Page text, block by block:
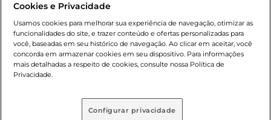
promocionais poderá ter sua quantidade limitada por
cliente. Os preços, ofertas e condições são exclusivos para
o e-commerce e válidos durante o dia de hoje, podendo
sofrer alterações sem prévia notificação. Proibida a venda
de bebidas alcoólicas para menores de 18 anos, conforme
Lei n.º 8069/90, art. 81, inciso II (Estatuto da Criança e do
www.bretas.com.br, podendo sofrer alterações sem aviso
prévio. O valor mínimo para as compras on-line é de R$
Cookies e Privacidade
Usamos cookies para melhorar sua experiência de navegação, otimizar as
funcionalidades do site, e trazer conteúdo e ofertas personalizadas para
você, baseadas em seu histórico de navegação. Ao clicar em aceitar, você
concorda em armazenar cookies em seu dispositivo. Para informações
mais detalhadas a respeito de cookies, consulte nossa Política de
Privacidade.
Configurar privacidade